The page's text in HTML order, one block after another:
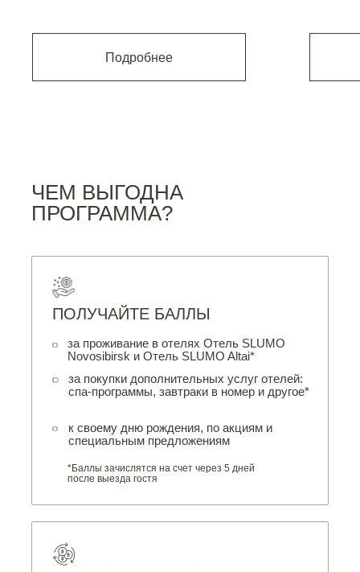
Подробнее
ЧЕМ ВЫГОДНА
ПРОГРАММА?
*Баллы зачислятся на счет через 5 дней
после выезда гостя
к своему дню рождения, по акциям и
специальным предложениям
за покупки дополнительных услуг отелей:
спа-программы, завтраки в номер и другое*
за проживание в отелях Отель SLUMO
Novosibirsk и Отель SLUMO Altai*
ПОЛУЧАЙТЕ БАЛЛЫ